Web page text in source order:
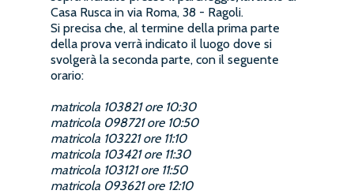
Casa Rusca in via Roma, 38 - Ragoli.
Si precisa che, al termine della prima parte
della prova verrà indicato il luogo dove si
svolgerà la seconda parte, con il seguente
orario:
matricola 103821 ore 10:30
matricola 098721 ore 10:50
matricola 103221 ore 11:10
matricola 103421 ore 11:30
matricola 103121 ore 11:50
matricola 093621 ore 12:10